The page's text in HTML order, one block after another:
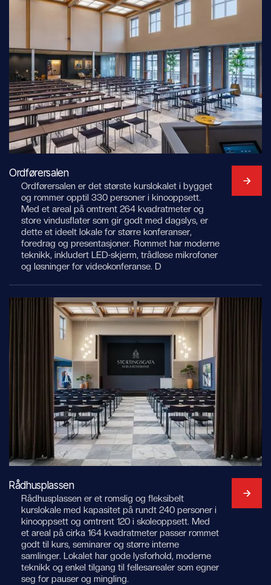
Ordførersalen
Ordførersalen er det største kurslokalet i bygget
og rommer opptil 330 personer i kinooppsett.
Med et areal på omtrent 264 kvadratmeter og
store vindusflater som gir godt med dagslys, er
dette et ideelt lokale for større konferanser,
foredrag og presentasjoner. Rommet har moderne
teknikk, inkludert LED-skjerm, trådløse mikrofoner
og løsninger for videokonferanse. D
Rådhusplassen
Rådhusplassen er et romslig og fleksibelt
kurslokale med kapasitet på rundt 240 personer i
kinooppsett og omtrent 120 i skoleoppsett. Med
et areal på cirka 164 kvadratmeter passer rommet
godt til kurs, seminarer og større interne
samlinger. Lokalet har gode lysforhold, moderne
teknikk og enkel tilgang til fellesarealer som egner
seg for pauser og mingling.